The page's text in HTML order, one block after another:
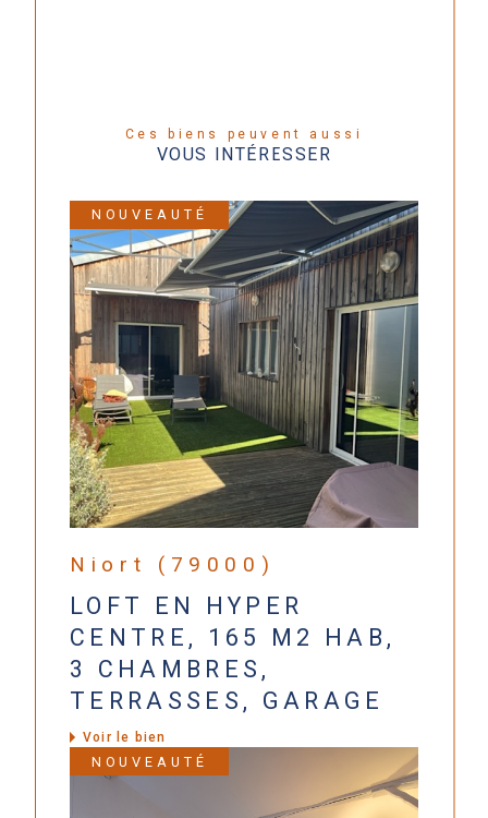
Ces biens peuvent aussi
VOUS INTÉRESSER
NOUVEAUTÉ
Niort (79000)
LOFT EN HYPER
CENTRE, 165 M2 HAB,
3 CHAMBRES,
TERRASSES, GARAGE
Voir le bien
NOUVEAUTÉ